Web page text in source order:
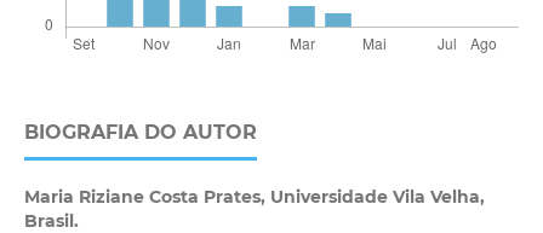
BIOGRAFIA DO AUTOR
Maria Riziane Costa Prates, Universidade Vila Velha,
Brasil.